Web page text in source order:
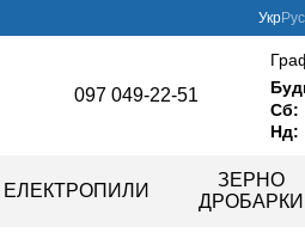
УкрРус
097 049-22-51
Сб:
Нд:
ЕЛЕКТРОПИЛИ
ЗЕРНО
ДРОБАРКИ